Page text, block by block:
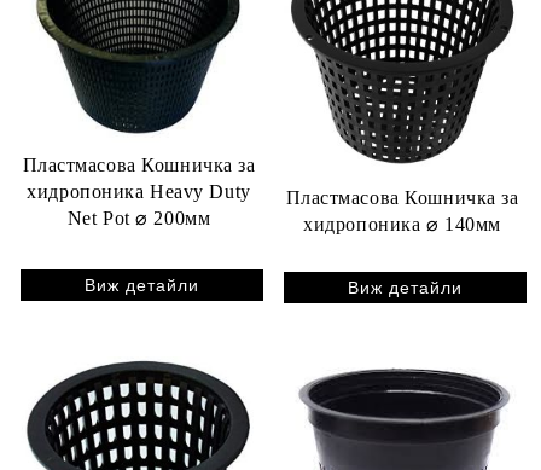
Пластмасова Кошничка за
хидропоника Heavy Duty
Net Pot ⌀ 200мм
Виж детайли
Пластмасова Кошничка за
хидропоника ⌀ 140мм
Виж детайли